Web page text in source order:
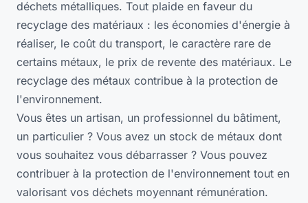
déchets métalliques. Tout plaide en faveur du
recyclage des matériaux : les économies d'énergie à
réaliser, le coût du transport, le caractère rare de
certains métaux, le prix de revente des matériaux. Le
recyclage des métaux contribue à la protection de
l'environnement.
Vous êtes un artisan, un professionnel du bâtiment,
un particulier ? Vous avez un stock de métaux dont
vous souhaitez vous débarrasser ? Vous pouvez
contribuer à la protection de l'environnement tout en
valorisant vos déchets moyennant rémunération.